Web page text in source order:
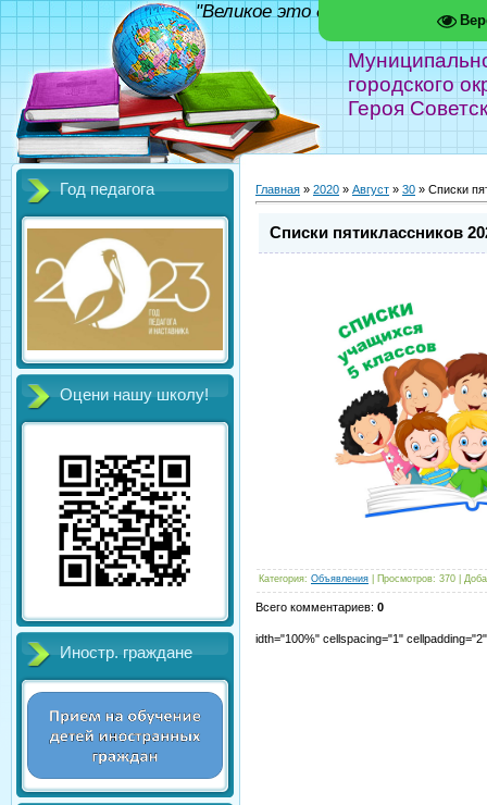
городского
Героя
"Великое это дело - школа!"
Год педагога
Оцени нашу школу!
Иностр. граждане
Главная » 2020 » Август » 30 » Списки
Списки пятиклассников
Категория: Объявления Просмотров: 370
Всего комментариев: 0
idth="100%" cellspacing="1"